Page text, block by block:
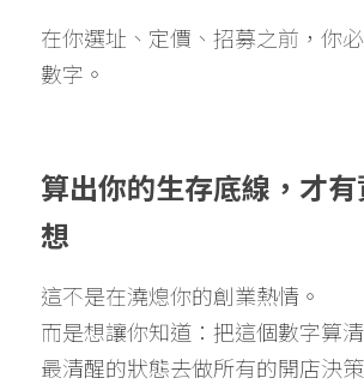
在你選址、定價、招募之前，你
數字。
算出你的生存底線，才
想
這不是在澆熄你的創業熱情。
而是想讓你知道：把這個數字算
最清醒的狀態去做所有的開店決策